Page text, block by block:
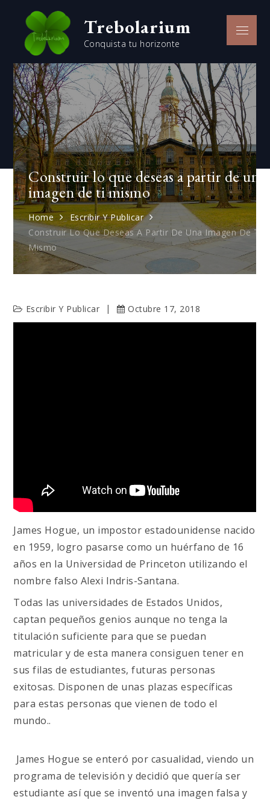
content
Trebolarium
Conquista tu horizonte
Menu
Construir lo que deseas a partir de una
imagen de ti mismo
Home
Escribir Y Publicar
Construir Lo Que Deseas A Partir De Una Imagen De Ti
Mismo
Escribir Y Publicar Octubre 17, 2018
James Hogue, un impostor estadounidense nacido
en 1959, logro pasarse como un huérfano de 16
años en la Universidad de Princeton utilizando el
nombre falso Alexi Indris-Santana.
Todas las universidades de Estados Unidos,
captan pequeños genios aunque no tenga la
titulación suficiente para que se puedan
matricular y de esta manera consiguen tener en
sus filas de estudiantes, futuras personas
exitosas. Disponen de unas plazas específicas
para estas personas que vienen de todo el
mundo..
James Hogue se enteró por casualidad, viendo un
programa de televisión y decidió que quería ser
estudiante así que se inventó una imagen falsa y